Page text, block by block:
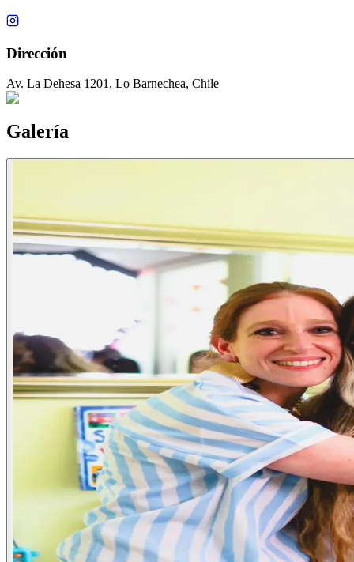
Dirección
Av. La Dehesa 1201, Lo Barnechea, Chile
Galería